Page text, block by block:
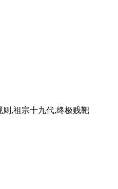
,祖宗十九代,终极贱靶